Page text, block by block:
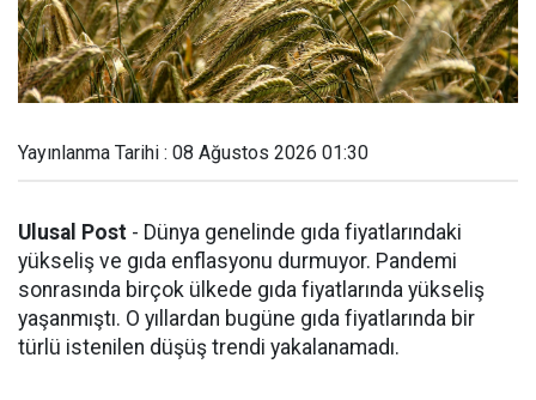
Yayınlanma Tarihi : 08 Ağustos 2026 01:30
Ulusal Post - Dünya genelinde gıda fiyatlarındaki
yükseliş ve gıda enflasyonu durmuyor. Pandemi
sonrasında birçok ülkede gıda fiyatlarında yükseliş
yaşanmıştı. O yıllardan bugüne gıda fiyatlarında bir
türlü istenilen düşüş trendi yakalanamadı.